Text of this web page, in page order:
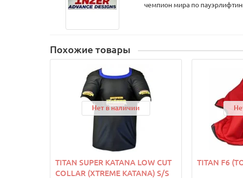
чемпион мира по
Похожие товары
Нет в наличии
TITAN SUPER KATANA LOW CUT
COLLAR (XTREME KATANA) S/S
TITAN F6